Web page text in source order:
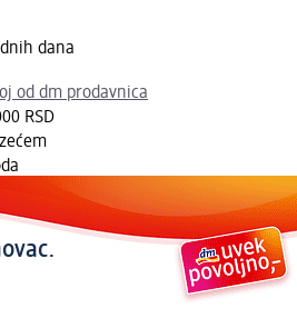
dana
od dm prodavnica
RSD